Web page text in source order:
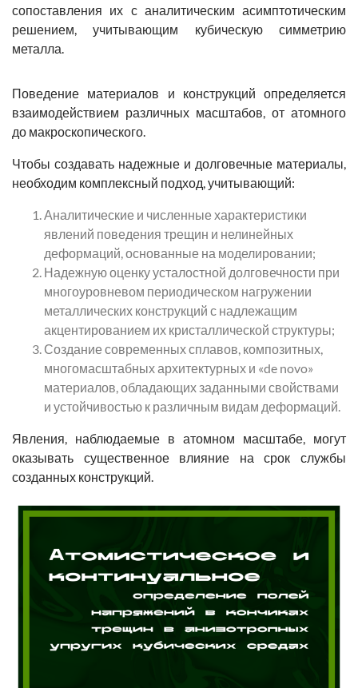
сопоставления их с аналитическим асимптотическим
решением, учитывающим кубическую симметрию
металла.
Поведение материалов и конструкций определяется
взаимодействием различных масштабов, от атомного
до макроскопического.
Чтобы создавать надежные и долговечные материалы,
необходим комплексный подход, учитывающий:
Аналитические и численные характеристики
явлений поведения трещин и нелинейных
деформаций, основанные на моделировании;
Надежную оценку усталостной долговечности при
многоуровневом периодическом нагружении
металлических конструкций с надлежащим
акцентированием их кристаллической структуры;
Создание современных сплавов, композитных,
многомасштабных архитектурных и «de novo»
материалов, обладающих заданными свойствами
и устойчивостью к различным видам деформаций.
Явления, наблюдаемые в атомном масштабе, могут
оказывать существенное влияние на срок службы
созданных конструкций.